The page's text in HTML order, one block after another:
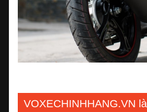
VOXECHINHHANG.VN là